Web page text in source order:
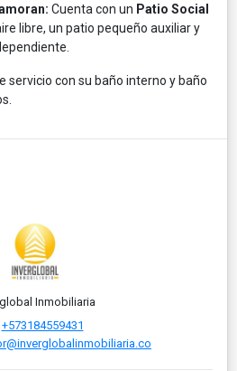
Cuenta con un Patio Social
libre, un patio pequeño auxiliar y
servicio con su baño interno y baño
Inmobiliaria
+573184559431